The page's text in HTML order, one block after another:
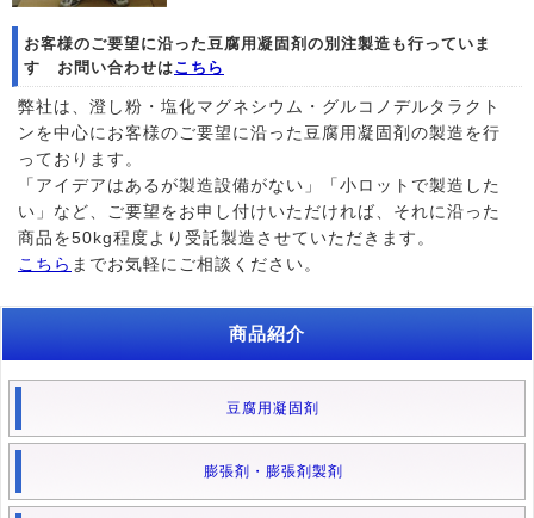
お客様のご要望に沿った豆腐用凝固剤の別注製造も行っていま
す お問い合わせはこちら
弊社は、澄し粉・塩化マグネシウム・グルコノデルタラクト
ンを中心にお客様のご要望に沿った豆腐用凝固剤の製造を行
っております。
「アイデアはあるが製造設備がない」「小ロットで製造した
い」など、ご要望をお申し付けいただければ、それに沿った
商品を50kg程度より受託製造させていただきます。
こちら までお気軽にご相談ください。
商品紹介
豆腐用凝固剤
膨張剤・膨張剤製剤